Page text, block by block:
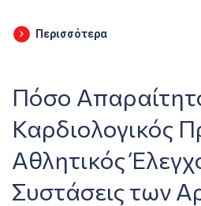
Περισσότερα
Πόσο
Καρδιολογικός
Αθλητικός
Συστάσεις των